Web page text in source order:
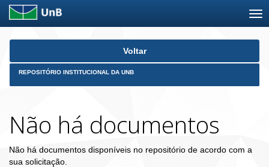
Skip
Voltar
REPOSITÓRIO INSTITUCIONAL DA UNB
Não há documentos
Não há documentos disponíveis no repositório de acordo com a
sua solicitação.